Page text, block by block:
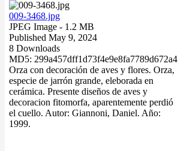
009-3468.jpg
JPEG Image - 1.2 MB
Published May 9, 2024
8 Downloads
MD5: 299a457dff1d73f4e9e8fa7789d672a4
Orza con decoración de aves y flores. Orza,
especie de jarrón grande, eleborada en
cerámica. Presente diseños de aves y
decoracion fitomorfa, aparentemente perdió
el cuello. Autor: Giannoni, Daniel. Año:
1999.